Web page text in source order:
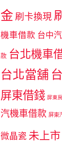
金 刷卡換現
機車借款 台中
款 台北機車
台北當舖
屏東借錢 屏東
汽機車借款 屏東
微晶瓷 未上市